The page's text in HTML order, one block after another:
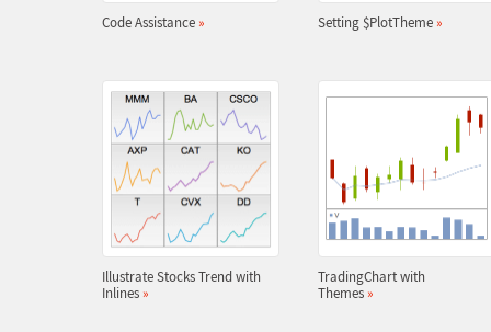
Code Assistance » Setting $PlotTheme »
Illustrate Stocks Trend with
Inlines »
TradingChart with
Themes »